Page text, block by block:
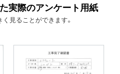
実際のアンケート用紙
見ることができます。